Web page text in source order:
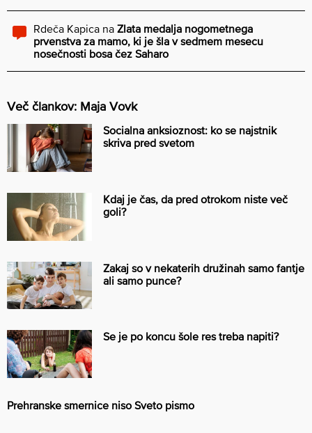
Rdeča Kapica na Zlata medalja nogometnega
prvenstva za mamo, ki je šla v sedmem mesecu
nosečnosti bosa čez Saharo
Več člankov: Maja Vovk
Socialna anksioznost: ko se najstnik
skriva pred svetom
Kdaj je čas, da pred otrokom niste več
goli?
Zakaj so v nekaterih družinah samo fantje
ali samo punce?
Se je po koncu šole res treba napiti?
Prehranske smernice niso Sveto pismo